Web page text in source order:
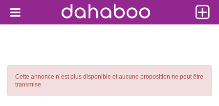
Cette annonce n´est plus disponible et aucune proposition ne peut être
transmise.